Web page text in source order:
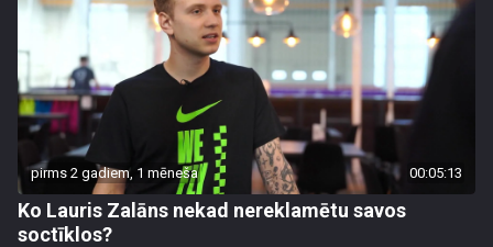
pirms 2 gadiem, 1 mēneša 00:05:13
Ko Lauris Zalāns nekad nereklamētu savos
soctīklos?